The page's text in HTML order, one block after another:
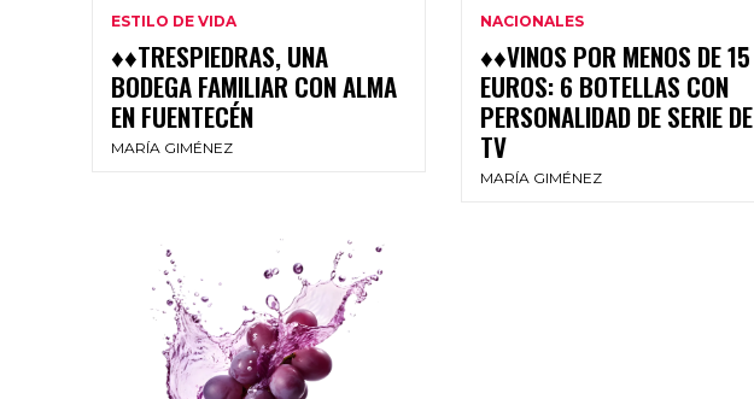
ESTILO DE VIDA
♦♦TRESPIEDRAS, UNA
BODEGA FAMILIAR CON ALMA
EN FUENTECÉN
MARÍA GIMÉNEZ
NACIONALES
♦♦VINOS POR MENOS DE 15
EUROS: 6 BOTELLAS CON
PERSONALIDAD DE SERIE DE
TV
MARÍA GIMÉNEZ